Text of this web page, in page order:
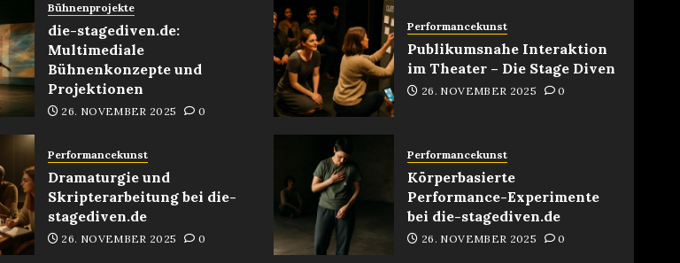
Bühnenprojekte
die-stagediven.de:
Multimediale
Bühnenkonzepte und
Projektionen
26. NOVEMBER 2025 0
Performancekunst
Publikumsnahe Interaktion
im Theater – Die Stage Diven
26. NOVEMBER 2025 0
Performancekunst
Dramaturgie und
Skripterarbeitung bei die-
stagediven.de
26. NOVEMBER 2025 0
Performancekunst
Körperbasierte
Performance-Experimente
bei die-stagediven.de
26. NOVEMBER 2025 0